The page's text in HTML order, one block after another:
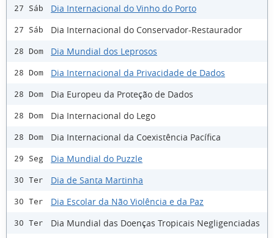
27 Sáb Dia Internacional do Vinho do Porto
27 Sáb Dia Internacional do Conservador-Restaurador
28 Dom Dia Mundial dos Leprosos
28 Dom Dia Internacional da Privacidade de Dados
28 Dom Dia Europeu da Proteção de Dados
28 Dom Dia Internacional do Lego
28 Dom Dia Internacional da Coexistência Pacífica
29 Seg Dia Mundial do Puzzle
30 Ter Dia de Santa Martinha
30 Ter Dia Escolar da Não Violência e da Paz
30 Ter Dia Mundial das Doenças Tropicais Negligenciadas